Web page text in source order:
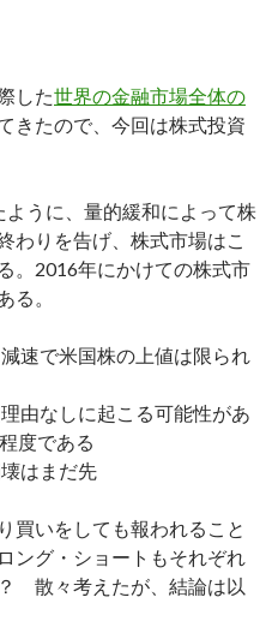
した世界の金融市場全体の
きたので、今回は株式投資
うに、量的緩和によって株
わりを告げ、株式市場はこ
。2016年にかけての株式市
る。
速で米国株の上値は限られ
由なしに起こる可能性があ
度である
はまだ先
買いをしても報われること
ング・ショートもそれぞれ
散々考えたが、結論は以